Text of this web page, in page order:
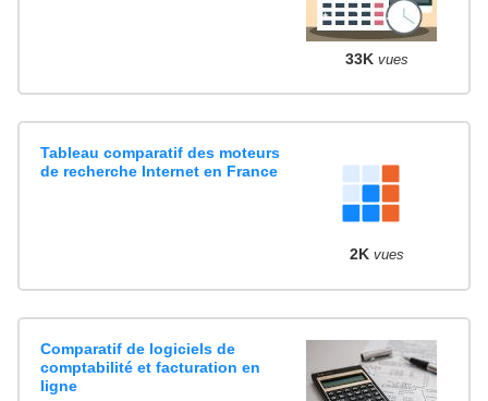
33K vues
Tableau comparatif des moteurs
de recherche Internet en France
2K vues
Comparatif de logiciels de
comptabilité et facturation en
ligne